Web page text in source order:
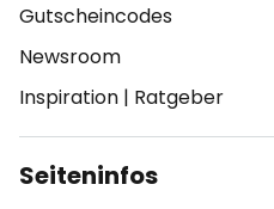
Gutscheincodes
Newsroom
Inspiration | Ratgeber
Seiteninfos